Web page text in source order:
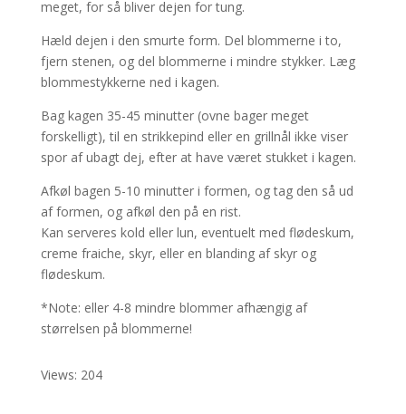
meget, for så bliver dejen for tung.
Hæld dejen i den smurte form. Del blommerne i to,
fjern stenen, og del blommerne i mindre stykker. Læg
blommestykkerne ned i kagen.
Bag kagen 35-45 minutter (ovne bager meget
forskelligt), til en strikkepind eller en grillnål ikke viser
spor af ubagt dej, efter at have været stukket i kagen.
Afkøl bagen 5-10 minutter i formen, og tag den så ud
af formen, og afkøl den på en rist.
Kan serveres kold eller lun, eventuelt med flødeskum,
creme fraiche, skyr, eller en blanding af skyr og
flødeskum.
*Note: eller 4-8 mindre blommer afhængig af
størrelsen på blommerne!
Views: 204